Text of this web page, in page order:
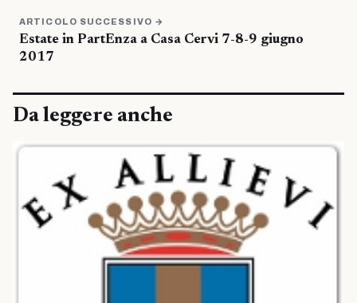
ARTICOLO SUCCESSIVO →
Estate in PartEnza a Casa Cervi 7-8-9 giugno
2017
Da leggere anche